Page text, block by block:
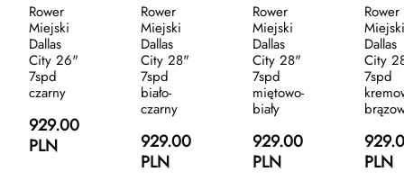
Rower
Miejski
Dallas
City 26"
7spd
czarny
929.00
PLN
Rower
Miejski
Dallas
City 28"
7spd
biało-
czarny
929.00
PLN
Rower
Miejski
Dallas
City 28"
7spd
miętowo-
biały
929.00
PLN
Rower
Miejski
Dallas
City
7spd
PLN